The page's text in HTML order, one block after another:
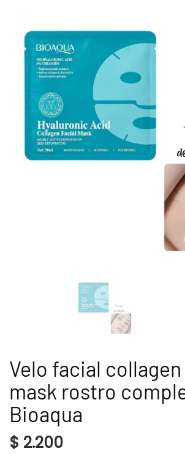
Velo facial
mask rostro
Bioaqua
$ 2.200